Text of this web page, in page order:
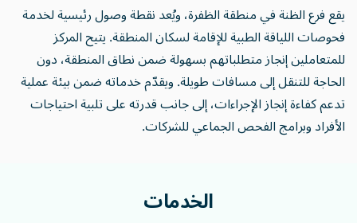
يقع فرع الظنة في منطقة الظفرة، ويُعد نقطة وصول رئيسية لخدمة
فحوصات اللياقة الطبية للإقامة لسكان المنطقة. يتيح المركز
للمتعاملين إنجاز متطلباتهم بسهولة ضمن نطاق المنطقة، دون
الحاجة للتنقل إلى مسافات طويلة. ويقدّم خدماته ضمن بيئة عملية
تدعم كفاءة إنجاز الإجراءات، إلى جانب قدرته على تلبية احتياجات
الأفراد وبرامج الفحص الجماعي للشركات.
الخدمات